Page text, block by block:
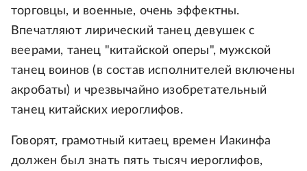
торговцы, и военные, очень эффектны.
Впечатляют лирический танец девушек с
веерами, танец "китайской оперы", мужской
танец воинов (в состав исполнителей включены
акробаты) и чрезвычайно изобретательный
танец китайских иероглифов.
Говорят, грамотный китаец времен Иакинфа
должен был знать пять тысяч иероглифов,